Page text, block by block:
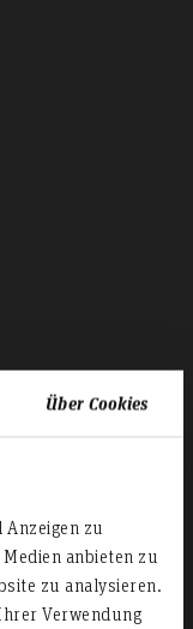
Über Cookies
zu
anbieten zu
zu analysieren.
Verwendung